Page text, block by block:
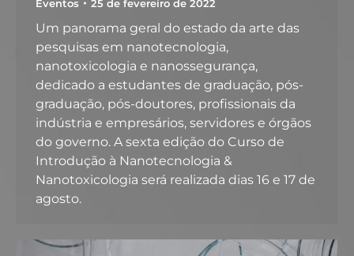
Eventos 25 de fevereiro de 2022
Um panorama geral do estado da arte das
pesquisas em nanotecnologia,
nanotoxicologia e nanossegurança,
dedicado a estudantes de graduação, pós-
graduação, pós-doutores, profissionais da
indústria e empresários, servidores e órgãos
do governo. A sexta edição do Curso de
Introdução à Nanotecnologia &
Nanotoxicologia será realizada dias 16 e 17 de
agosto.